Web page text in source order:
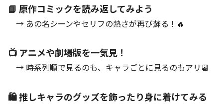
📘 原作コミックを読み返してみよう
→ あの名シーンやセリフの熱さが再び蘇る！🔥
📺 アニメや劇場版を一気見！
→ 時系列順で見るのも、キャラごとに見るのもアリ📆
🛍️ 推しキャラのグッズを飾ったり身に着けてみる